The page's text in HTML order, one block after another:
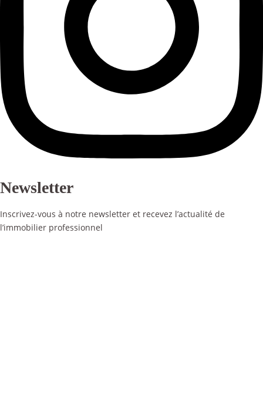
Newsletter
Inscrivez-vous à notre newsletter et recevez l’actualité de
l’immobilier professionnel